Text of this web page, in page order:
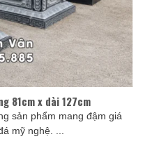
81cm x dài 127cm
sản phẩm mang đậm giá
mỹ nghệ. ...